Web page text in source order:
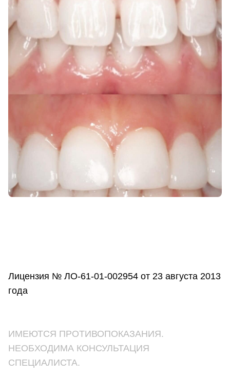
Лицензия № ЛО-61-01-002954 от 23 августа 2013
года
ИМЕЮТСЯ ПРОТИВОПОКАЗАНИЯ.
НЕОБХОДИМА КОНСУЛЬТАЦИЯ
СПЕЦИАЛИСТА.